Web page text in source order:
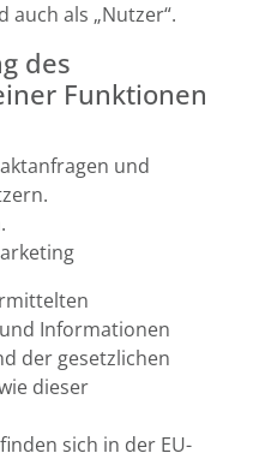
auch als „Nutzer“.
des
Funktionen
und
Informationen
der gesetzlichen
dieser
sich in der EU-